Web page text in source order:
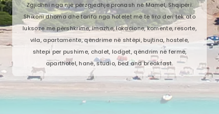
Zgjidhni nga një përzgjedhje pronash në Mamel, Shqipëri.
Shikoni dhoma dhe tarifa nga hotelet më të lira deri tek ato
luksoze me përshkrime, imazhe, lokacione, komente, resorte,
vila, apartamente, qëndrime në shtëpi, bujtina, hostele,
shtepi per pushime, chalet, lodget, qëndrim në fermë,
aparthotel, hanë, studio, bed and breakfast.